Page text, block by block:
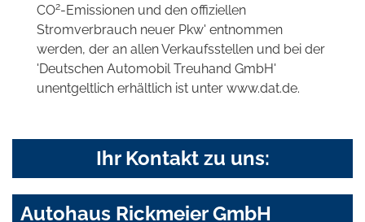
CO2-Emissionen und den offiziellen
Stromverbrauch neuer Pkw' entnommen
werden, der an allen Verkaufsstellen und bei der
'Deutschen Automobil Treuhand GmbH'
unentgeltlich erhältlich ist unter www.dat.de.
Ihr Kontakt zu uns:
Autohaus Rickmeier GmbH